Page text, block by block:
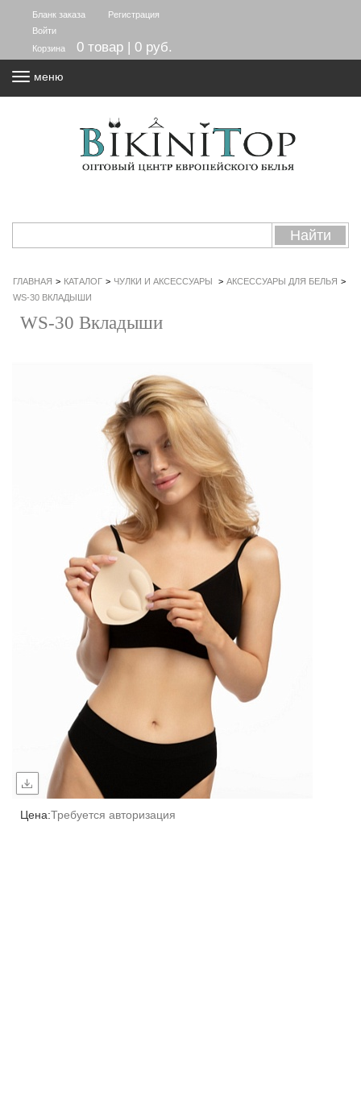
Бланк заказа
Регистрация
Войти
Корзина
0 товар | 0 руб.
меню
ГЛАВНАЯ > КАТАЛОГ > ЧУЛКИ И АКСЕССУАРЫ > АКСЕССУАРЫ ДЛЯ БЕЛЬЯ >
WS-30 ВКЛАДЫШИ
WS-30 Вкладыши
Цена:Требуется авторизация